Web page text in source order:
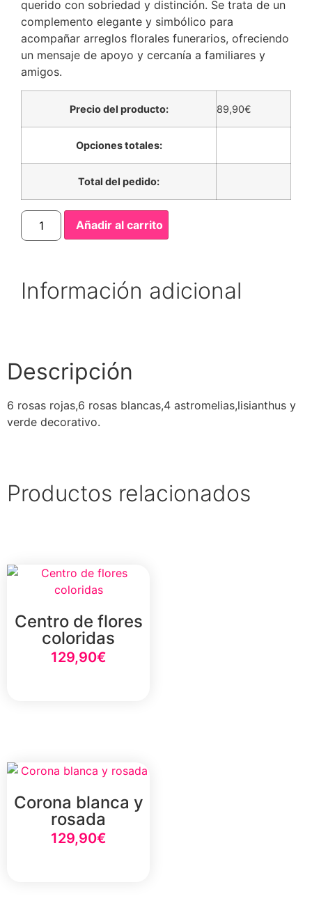
querido con sobriedad y distinción. Se trata de un
complemento elegante y simbólico para
acompañar arreglos florales funerarios, ofreciendo
un mensaje de apoyo y cercanía a familiares y
amigos.
Precio del producto: 89,90€
Opciones totales:
Total del pedido:
Añadir al carrito
Información adicional
Descripción
6 rosas rojas,6 rosas blancas,4 astromelias,lisianthus y
verde decorativo.
Productos relacionados
Centro de flores
coloridas
129,90€
Corona blanca y
rosada
129,90€